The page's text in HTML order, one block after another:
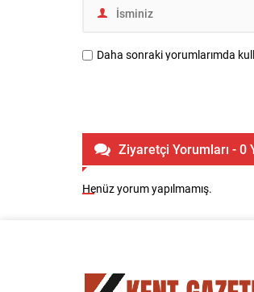
Daha sonraki yorumlarımda
Ziyaretçi Yorumları - 0
Henüz yorum yapılmamış.